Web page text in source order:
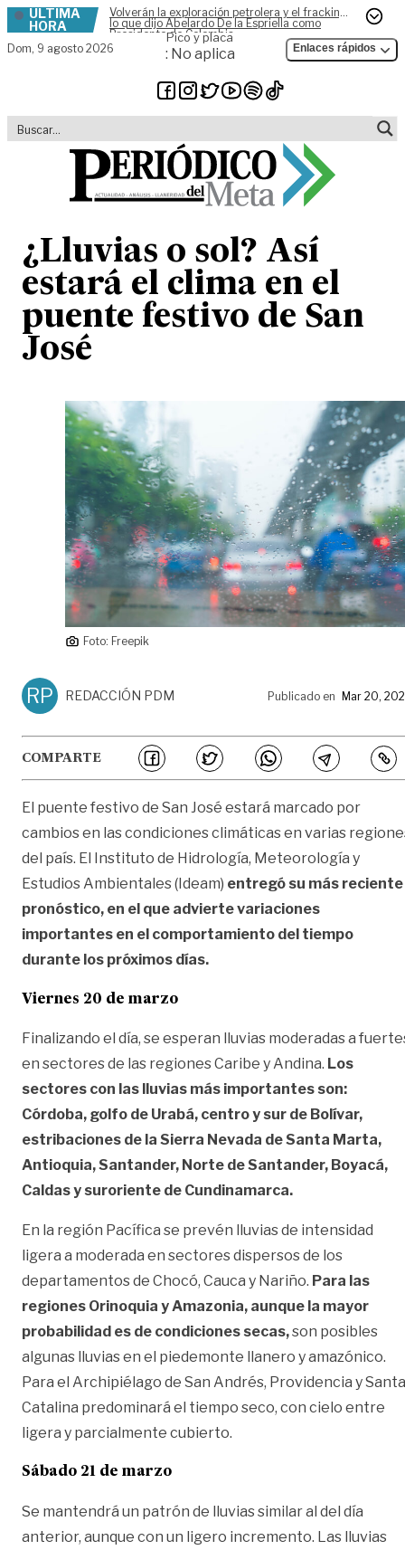
Skip to content
ÚLTIMA
HORA
Volverán la exploración petrolera y el fracking,
lo que dijo Abelardo De la Espriella como
Presidente de Colombia
Dom, 9 agosto 2026
Pico y placa
: No aplica Enlaces rápidos
¿Lluvias o sol? Así
estará el clima en el
puente festivo de San
José
Foto: Freepik
RP REDACCIÓN PDM Publicado en Mar 20,
COMPARTE
El puente festivo de San José estará marcado por
cambios en las condiciones climáticas en varias
del país. El Instituto de Hidrología, Meteorología y
Estudios Ambientales (Ideam) entregó su más reciente
pronóstico, en el que advierte variaciones
importantes en el comportamiento del tiempo
durante los próximos días.
Viernes 20 de marzo
Finalizando el día, se esperan lluvias moderadas a
en sectores de las regiones Caribe y Andina. Los
sectores con las lluvias más importantes son:
Córdoba, golfo de Urabá, centro y sur de Bolívar,
estribaciones de la Sierra Nevada de Santa Marta,
Antioquia, Santander, Norte de Santander, Boyacá,
Caldas y suroriente de Cundinamarca.
En la región Pacífica se prevén lluvias de intensidad
ligera a moderada en sectores dispersos de los
departamentos de Chocó, Cauca y Nariño. Para las
regiones Orinoquia y Amazonia, aunque la mayor
probabilidad es de condiciones secas,son posibles
algunas lluvias en el piedemonte llanero y amazónico.
Para el Archipiélago de San Andrés, Providencia y Santa
Catalina predominará el tiempo seco, con cielo entre
ligera y parcialmente cubierto.
Sábado 21 de marzo
Se mantendrá un patrón de lluvias similar al del día
anterior, aunque con un ligero incremento. Las lluvias